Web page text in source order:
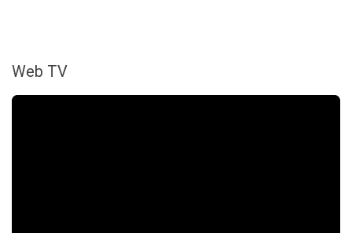
Web TV